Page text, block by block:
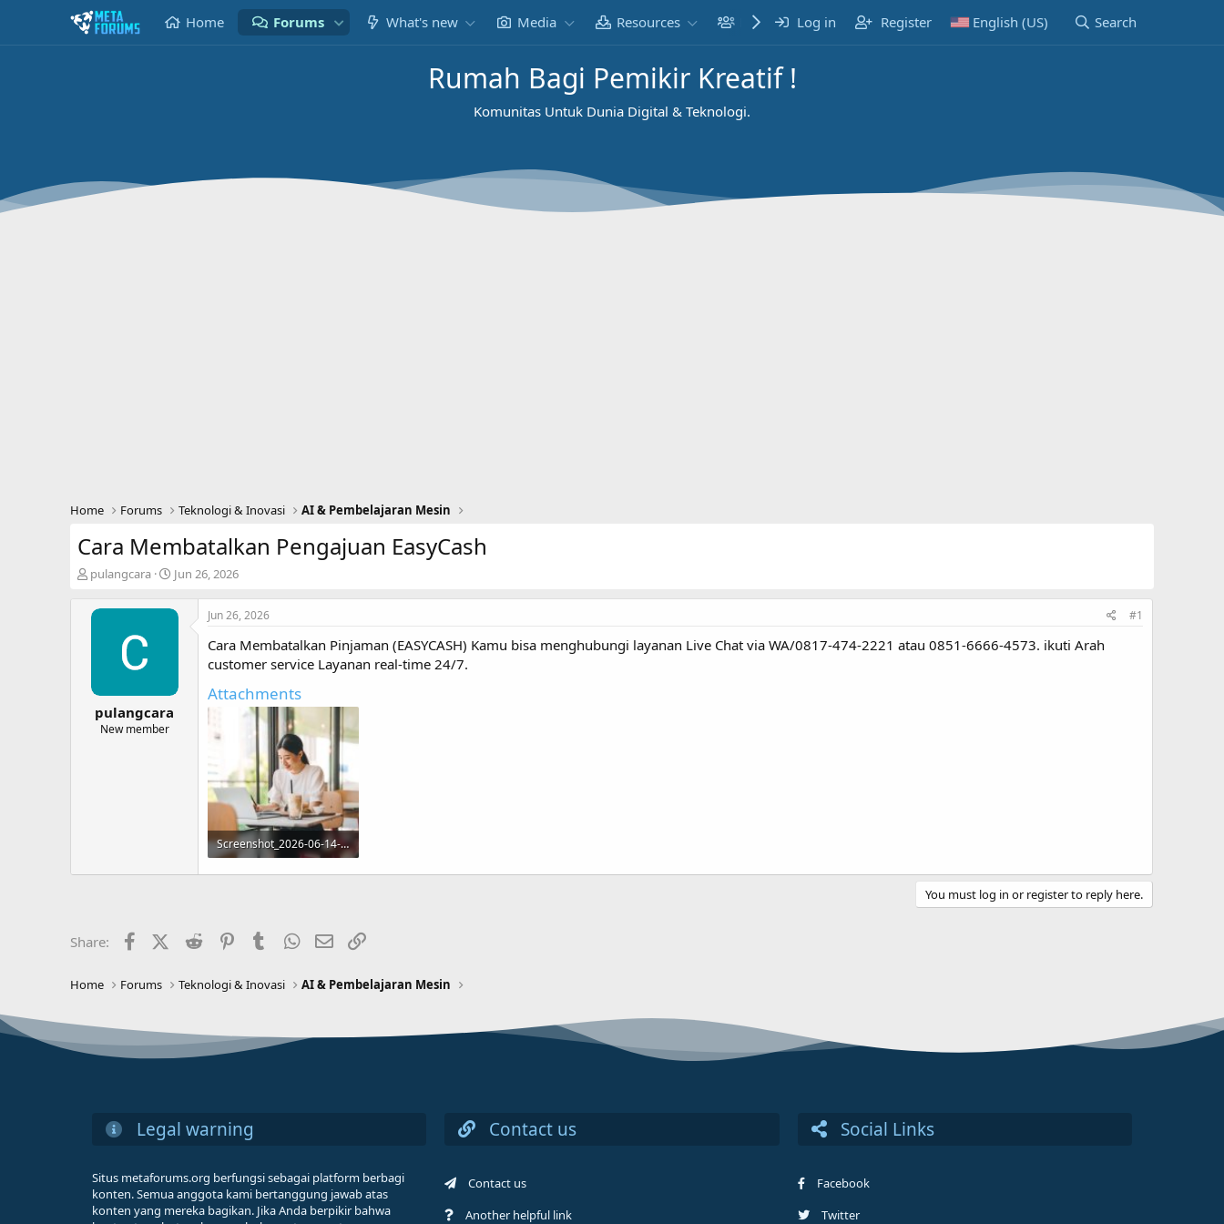
Home Forums What's new Media Resources MembersLog in Register English (US) Search
Rumah Bagi Pemikir Kreatif !
Komunitas Untuk Dunia Digital & Teknologi.
Home Forums Teknologi & Inovasi AI & Pembelajaran Mesin
Cara Membatalkan Pengajuan EasyCash
T
e
t
pulangcara
S
a
r
t
Jun 26, 2026
pulangcara
New member
Jun 26, 2026 #1
Cara Membatalkan Pinjaman (EASYCASH) Kamu bisa menghubungi layanan Live Chat via WA/0817-474-2221 atau 0851-6666-4573. ikuti Arah
customer service Layanan real-time 24/7.
Attachments
Screenshot_2026-06-14-12-40-11-38.jpg
485.1 KB · Views: 4
You must log in or register to reply here.
Share: FacebookX (Twitter)
Reddit PinterestTumblr WhatsApp
Email
Home Forums Teknologi & Inovasi AI & Pembelajaran Mesin
Legal warning
Situs metaforums.org berfungsi sebagai platform berbagi
konten. Semua anggota kami bertanggung jawab atas
konten yang mereka bagikan. Jika Anda berpikir bahwa
Contact us
Contact us
Another helpful link
Social Links
Facebook
Twitter